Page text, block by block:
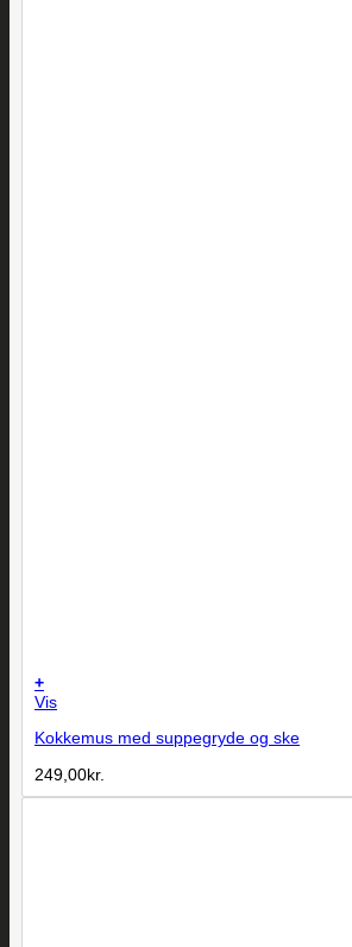
+
Vis
Kokkemus med suppegryde og ske
249,00kr.